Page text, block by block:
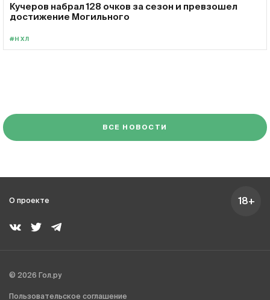
Кучеров набрал 128 очков за сезон и превзошел
достижение Могильного
#НХЛ
ВСЕ НОВОСТИ
О проекте 18+
© 2026 Гол.ру
Пользовательское соглашение